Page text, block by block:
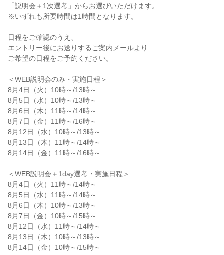
「説明会＋1次選考」からお選びいただけます。
※いずれも所要時間は1時間となります。
日程をご確認のうえ、
エントリー後にお送りするご案内メールより
ご希望の日程をご予約ください。
＜WEB説明会のみ・実施日程＞
8月4日（火）10時～/13時～
8月5日（水）10時～/13時～
8月6日（木）11時～/14時～
8月7日（金）11時～/16時～
8月12日（水）10時～/13時～
8月13日（木）11時～/14時～
8月14日（金）11時～/16時～
＜WEB説明会＋1day選考・実施日程＞
8月4日（火）11時～/14時～
8月5日（水）11時～/14時～
8月6日（木）10時～/13時～
8月7日（金）10時～/15時～
8月12日（水）11時～/14時～
8月13日（木）10時～/13時～
8月14日（金）10時～/15時～